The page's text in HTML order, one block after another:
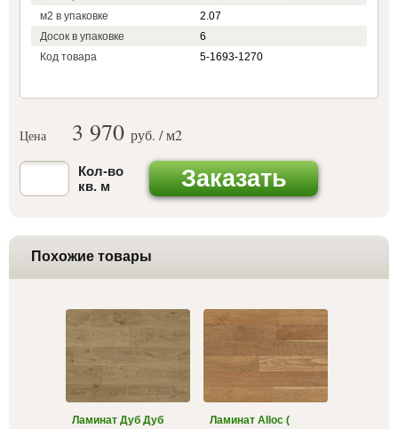
м2 в упаковке
2.07
Досок в упаковке
6
Код товара
5-1693-1270
Цена 3 970 руб. / м2
Кол-во
кв. м
Заказать
Похожие товары
Ламинат Дуб Дуб
Ламинат Alloc (